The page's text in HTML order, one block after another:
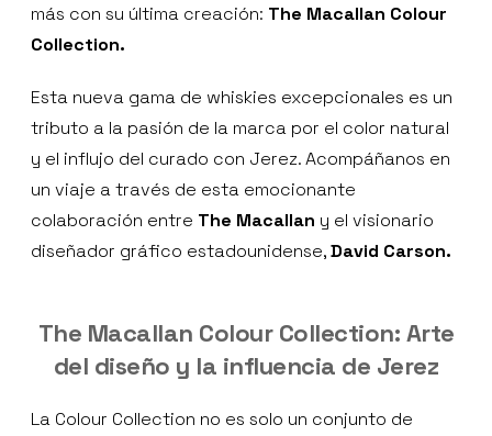
más con su última creación: The Macallan Colour
Collection.
Esta nueva gama de whiskies excepcionales es un
tributo a la pasión de la marca por el color natural
y el influjo del curado con Jerez. Acompáñanos en
un viaje a través de esta emocionante
colaboración entre The Macallan y el visionario
diseñador gráfico estadounidense,David Carson.
The Macallan Colour Collection: Arte
del diseño y la influencia de Jerez
La Colour Collection no es solo un conjunto de